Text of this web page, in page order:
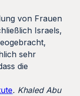
von Frauen
Israels,
sehr
die
. Khaled Abu